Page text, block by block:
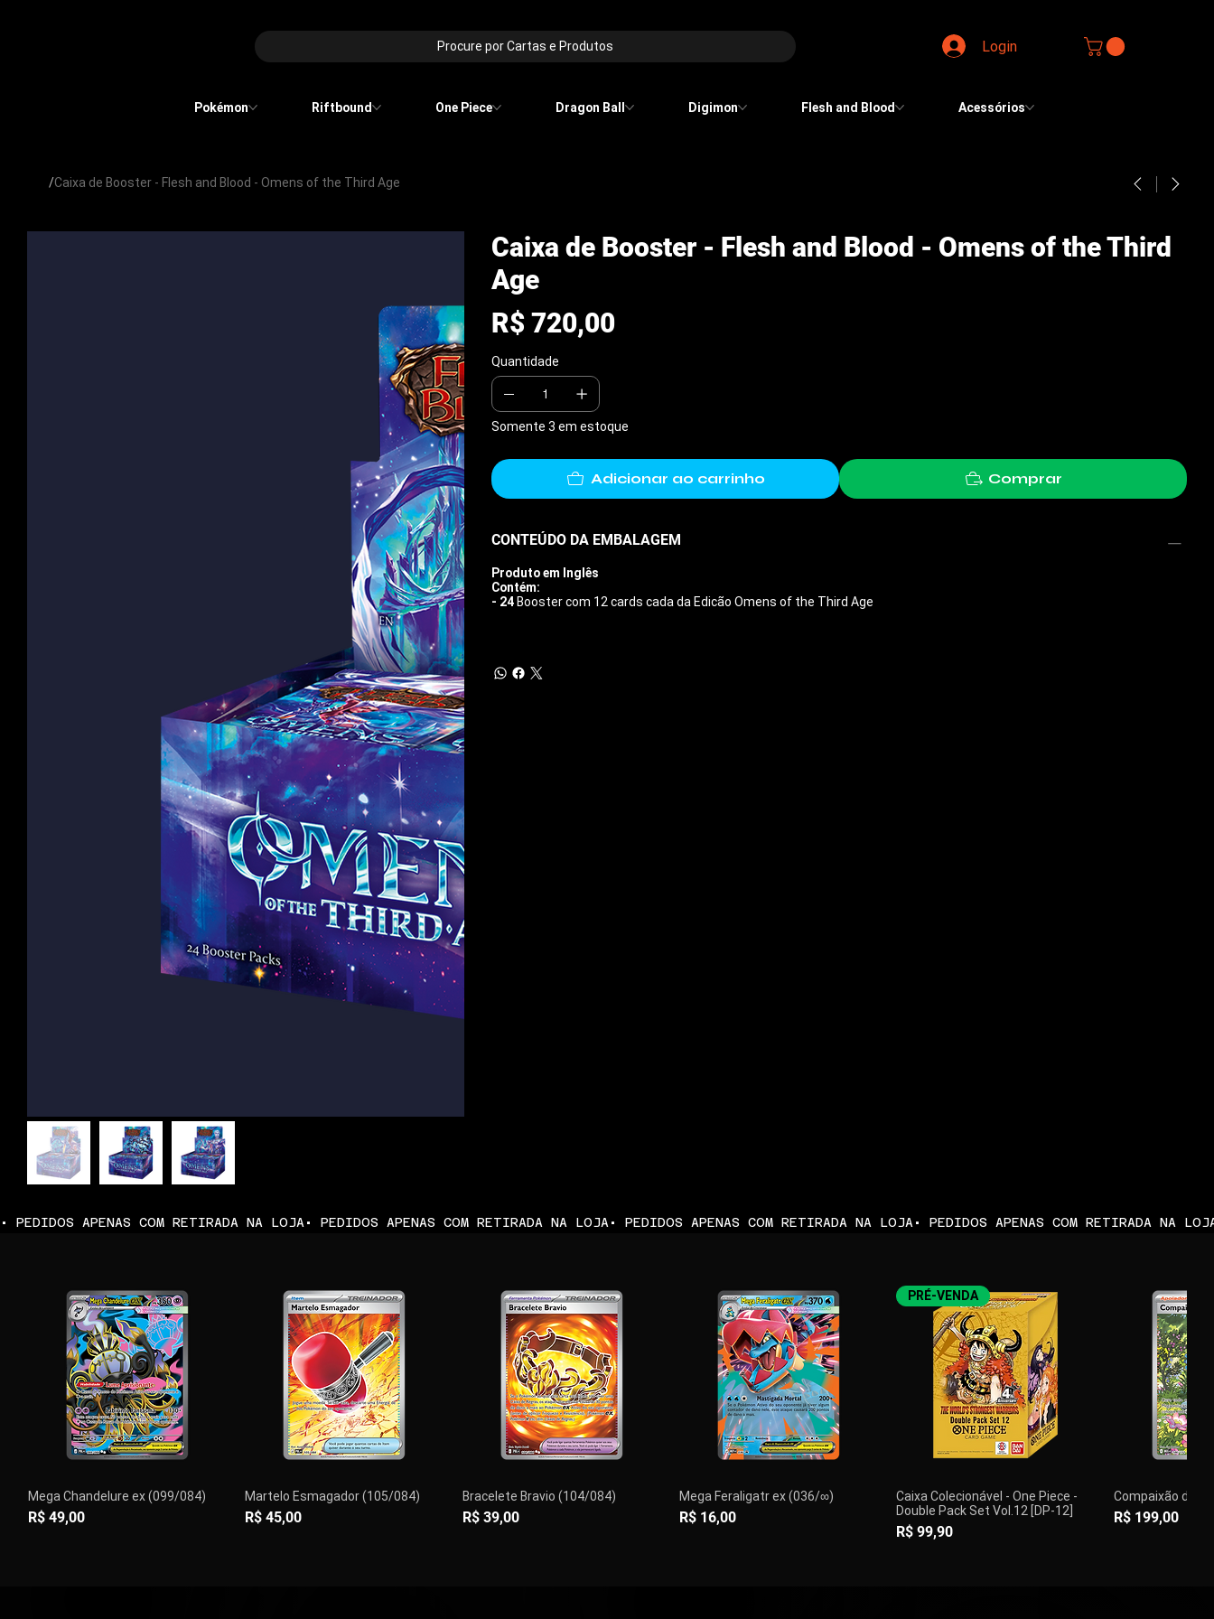
arenacwg.com
Pokémon Riftbound One Piece Dragon Ball Digimon Flesh and Blood Acessórios
Procure por Cartas e Produtos Login
/Caixa de Booster - Flesh and Blood - Omens of the Third Age
Caixa de Booster - Flesh and Blood - Omens of the Third
Age
Preço
R$ 720,00
Quantidade
Somente 3 em estoque
Adicionar ao carrinho Comprar
CONTEÚDO DA EMBALAGEM
Produto em Inglês
Contém:
- 24Booster com 12 cards cada da Edicão Omens of the Third Age
• PEDIDOS APENAS COM RETIRADA NA LOJA
Mega Chandelure ex (099/084)
Preço
R$ 49,00
Martelo Esmagador (105/084)
Preço
R$ 45,00
Bracelete Bravio (104/084)
Preço
R$ 39,00
Mega Feraligatr ex (036/∞)
Preço
R$ 16,00
PRÉ-VENDA
Caixa Colecionável - One Piece -
Double Pack Set Vol.12 [DP-12]
Preço
R$ 99,90
Compaixão do
Preço
R$ 199,00